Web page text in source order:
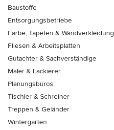
Baustoffe
Entsorgungsbetriebe
Farbe, Tapeten & Wandverkleidung
Fliesen & Arbeitsplatten
Gutachter & Sachverständige
Maler & Lackierer
Planungsbüros
Tischler & Schreiner
Treppen & Geländer
Wintergärten